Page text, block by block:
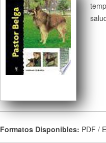
Formatos Disponibles: PDF /